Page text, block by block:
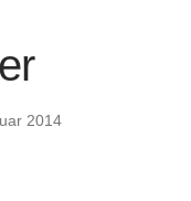
2014